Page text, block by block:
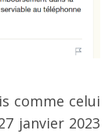
comme celui
janvier 2023